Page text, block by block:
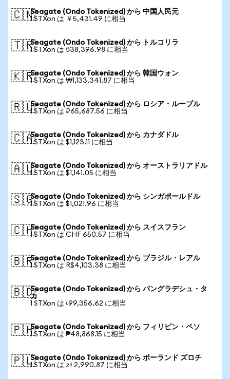
🇨🇳Seagate (Ondo Tokenized) から 中国人民元
1 STXon は ￥5,431.49 に相当
🇹🇷Seagate (Ondo Tokenized) から トルコリラ
1 STXon は ₺38,396.98 に相当
🇰🇷Seagate (Ondo Tokenized) から 韓国ウォン
1 STXon は ₩1,133,341.87 に相当
🇷🇺Seagate (Ondo Tokenized) から ロシア・ルーブル
1 STXon は ₽65,687.56 に相当
🇨🇦Seagate (Ondo Tokenized) から カナダドル
1 STXon は $1,123.11 に相当
🇦🇺Seagate (Ondo Tokenized) から オーストラリアドル
1 STXon は $1,141.05 に相当
🇸🇬Seagate (Ondo Tokenized) から シンガポールドル
1 STXon は $1,021.96 に相当
🇨🇭Seagate (Ondo Tokenized) から スイスフラン
1 STXon は CHF 650.57 に相当
🇧🇷Seagate (Ondo Tokenized) から ブラジル・レアル
1 STXon は R$4,103.38 に相当
🇧🇩Seagate (Ondo Tokenized) から バングラデシュ・タ
カ
1 STXon は ৳99,356.62 に相当
🇵🇭Seagate (Ondo Tokenized) から フィリピン・ペソ
1 STXon は ₱48,868.15 に相当
🇵🇱Seagate (Ondo Tokenized) から ポーランド ズロチ
1 STXon は zł 2,990.87 に相当